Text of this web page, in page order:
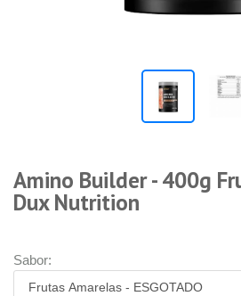
Amino Builder - 400g
Dux Nutrition
Sabor: